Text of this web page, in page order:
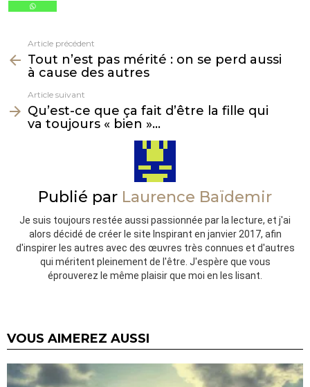
plus
Article précédent
Tout n’est pas mérité : on se perd aussi
à cause des autres
Article suivant
Qu’est-ce que ça fait d’être la fille qui
va toujours « bien »…
Publié par Laurence Baïdemir
Je suis toujours restée aussi passionnée par la lecture, et j'ai
alors décidé de créer le site Inspirant en janvier 2017, afin
d'inspirer les autres avec des œuvres très connues et d'autres
qui méritent pleinement de l'être. J'espère que vous
éprouverez le même plaisir que moi en les lisant.
VOUS AIMEREZ AUSSI